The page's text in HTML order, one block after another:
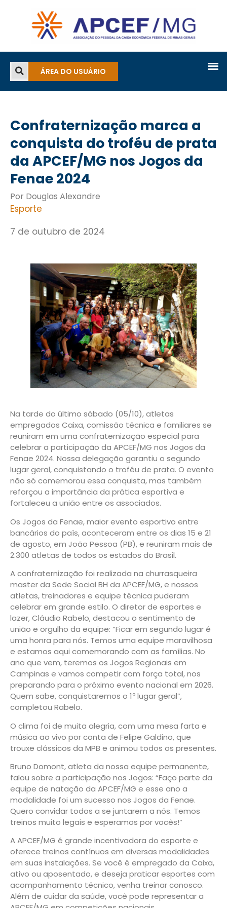
ÁREA DO USUÁRIO
Confraternização marca a
conquista do troféu de prata
da APCEF/MG nos Jogos da
Fenae 2024
Por Douglas Alexandre
Esporte
7 de outubro de 2024
Na tarde do último sábado (05/10), atletas
empregados Caixa, comissão técnica e familiares se
reuniram em uma confraternização especial para
celebrar a participação da APCEF/MG nos Jogos da
Fenae 2024. Nossa delegação garantiu o segundo
lugar geral, conquistando o troféu de prata. O evento
não só comemorou essa conquista, mas também
reforçou a importância da prática esportiva e
fortaleceu a união entre os associados.
Os Jogos da Fenae, maior evento esportivo entre
bancários do país, aconteceram entre os dias 15 e 21
de agosto, em João Pessoa (PB), e reuniram mais de
2.300 atletas de todos os estados do Brasil.
A confraternização foi realizada na churrasqueira
master da Sede Social BH da APCEF/MG, e nossos
atletas, treinadores e equipe técnica puderam
celebrar em grande estilo. O diretor de esportes e
lazer, Cláudio Rabelo, destacou o sentimento de
união e orgulho da equipe: “Ficar em segundo lugar é
uma honra para nós. Temos uma equipe maravilhosa
e estamos aqui comemorando com as famílias. No
ano que vem, teremos os Jogos Regionais em
Campinas e vamos competir com força total, nos
preparando para o próximo evento nacional em 2026.
Quem sabe, conquistaremos o 1º lugar geral”,
completou Rabelo.
O clima foi de muita alegria, com uma mesa farta e
música ao vivo por conta de Felipe Galdino, que
trouxe clássicos da MPB e animou todos os presentes.
Bruno Domont, atleta da nossa equipe permanente,
falou sobre a participação nos Jogos: “Faço parte da
equipe de natação da APCEF/MG e esse ano a
modalidade foi um sucesso nos Jogos da Fenae.
Quero convidar todos a se juntarem a nós. Temos
treinos muito legais e esperamos por vocês!”
A APCEF/MG é grande incentivadora do esporte e
oferece treinos contínuos em diversas modalidades
em suas instalações. Se você é empregado da Caixa,
ativo ou aposentado, e deseja praticar esportes com
acompanhamento técnico, venha treinar conosco.
Além de cuidar da saúde, você pode representar a